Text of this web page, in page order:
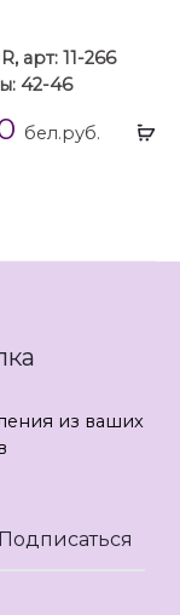
арт: 11-266
42-46
бел.руб.
из ваших